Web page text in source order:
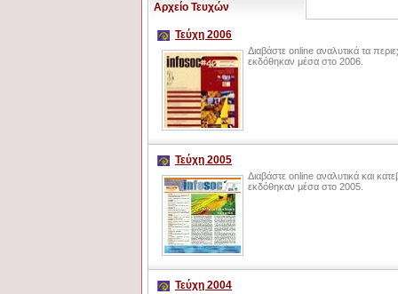
Αρχείο Τευχών
Τεύχη 2006
Διαβάστε online αναλυτικά τα
εκδόθηκαν μέσα στο 2006.
Τεύχη 2005
Διαβάστε online αναλυτικά και
εκδόθηκαν μέσα στο 2005.
Τεύχη 2004